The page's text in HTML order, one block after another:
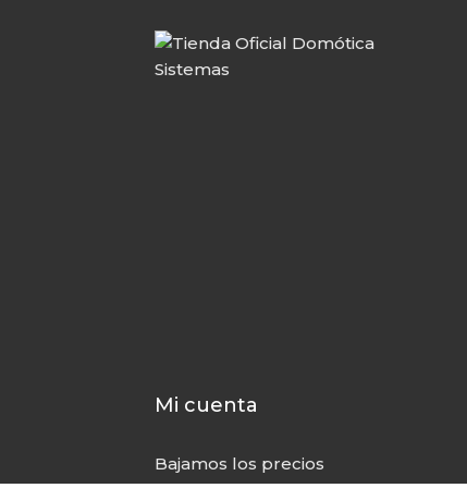
Mi cuenta
Bajamos los precios